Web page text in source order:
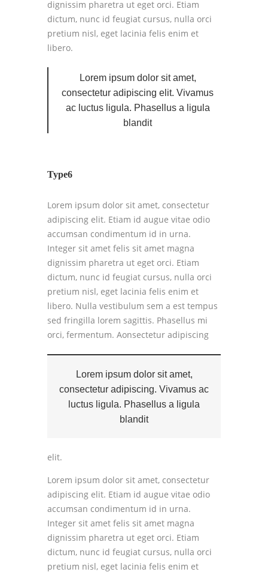
dignissim pharetra ut eget orci. Etiam
dictum, nunc id feugiat cursus, nulla orci
pretium nisl, eget lacinia felis enim et
libero.
Lorem ipsum dolor sit amet,
consectetur adipiscing elit. Vivamus
ac luctus ligula. Phasellus a ligula
blandit
Type6
Lorem ipsum dolor sit amet, consectetur
adipiscing elit. Etiam id augue vitae odio
accumsan condimentum id in urna.
Integer sit amet felis sit amet magna
dignissim pharetra ut eget orci. Etiam
dictum, nunc id feugiat cursus, nulla orci
pretium nisl, eget lacinia felis enim et
libero. Nulla vestibulum sem a est tempus
sed fringilla lorem sagittis. Phasellus mi
orci, fermentum.
Lorem ipsum dolor sit amet,
consectetur adipiscing. Vivamus ac
luctus ligula. Phasellus a ligula
blandit
Aonsectetur adipiscing
elit.
Lorem ipsum dolor sit amet, consectetur
adipiscing elit. Etiam id augue vitae odio
accumsan condimentum id in urna.
Integer sit amet felis sit amet magna
dignissim pharetra ut eget orci. Etiam
dictum, nunc id feugiat cursus, nulla orci
pretium nisl, eget lacinia felis enim et